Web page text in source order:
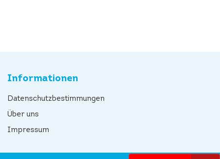
Informationen
Datenschutzbestimmungen
Über uns
Impressum